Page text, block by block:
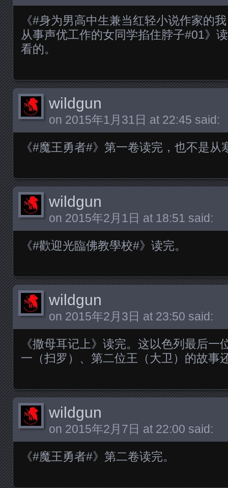
《#身为男高中生兼当红轻小说作家的
从事声优工作的女同学掐住脖子#01》
看的。
wildgun
on 2015年1月31日 at 22:45 said:
《#魔王勇者#》第一卷读完，也不是
wildgun
on 2015年2月1日 at 18:51 said:
《#歡迎光臨佛教學校#》读完。
wildgun
on 2015年2月3日 at 23:50 said:
《撒母耳记上》读完。这以色列最后一
一（扫罗）、第二位王（大卫）的故事
wildgun
on 2015年2月7日 at 22:00 said:
《#魔王勇者#》第二卷读完。